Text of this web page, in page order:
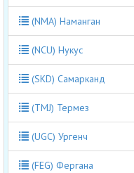
(NMA) Наманган
(NCU) Нукус
(SKD) Самарканд
(TMJ) Термез
(UGC) Ургенч
(FEG) Фергана